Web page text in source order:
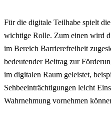
Für die digitale Teilhabe spielt
wichtige Rolle. Zum einen wird
im Bereich Barrierefreiheit
bedeutender Beitrag zur
im digitalen Raum geleistet,
Sehbeeinträchtigungen leicht
Wahrnehmung vornehmen